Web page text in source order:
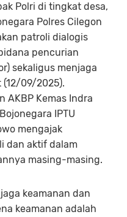
Polri di tingkat desa,
Polres Cilegon
patroli dialogis
pencurian
sekaligus menjaga
09/2025).
AKBP Kemas Indra
IPTU
mengajak
dan aktif dalam
masing-masing.
keamanan dan
keamanan adalah